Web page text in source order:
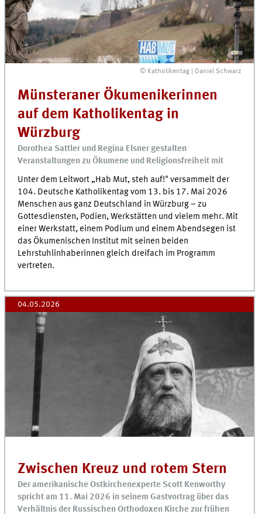
© Katholikentag | Daniel Schwarz
Münsteraner Ökumenikerinnen
auf dem Katholikentag in
Würzburg
Dorothea Sattler und Regina Elsner gestalten
Veranstaltungen zu Ökumene und Religionsfreiheit mit
Unter dem Leitwort „Hab Mut, steh auf!" versammelt der
104. Deutsche Katholikentag vom 13. bis 17. Mai 2026
Menschen aus ganz Deutschland in Würzburg – zu
Gottesdiensten, Podien, Werkstätten und vielem mehr. Mit
einer Werkstatt, einem Podium und einem Abendsegen ist
das Ökumenischen Institut mit seinen beiden
Lehrstuhlinhaberinnen gleich dreifach im Programm
vertreten.
04.05.2026
Zwischen Kreuz und rotem Stern
Der amerikanische Ostkirchenexperte Scott Kenworthy
spricht am 11. Mai 2026 in seinem Gastvortrag über das
Verhältnis der Russischen Orthodoxen Kirche zur frühen